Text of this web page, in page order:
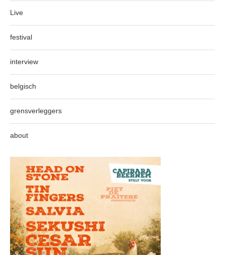
Live
festival
interview
belgisch
grensverleggers
about